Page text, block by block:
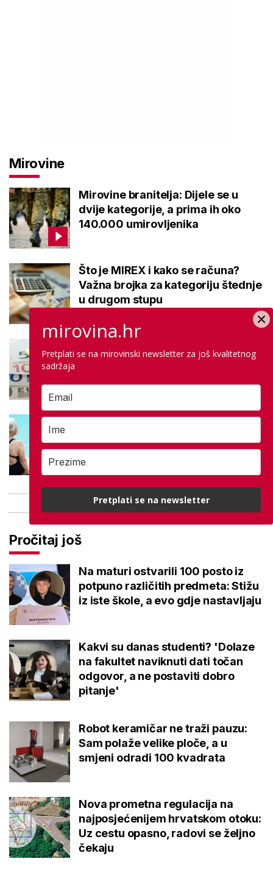
Mirovine
Mirovine branitelja: Dijele se u
dvije kategorije, a prima ih oko
140.000 umirovljenika
Što je MIREX i kako se računa?
Važna brojka za kategoriju štednje
u drugom stupu
stupu: Srpanjski prinosi većine
Kupanje u ovom gradu i sutra
ohladiti tijekom toplinskog vala
Pročitaj još
Na maturi ostvarili 100 posto iz
potpuno različitih predmeta: Stižu
iz iste škole, a evo gdje nastavljaju
Kakvi su danas studenti? 'Dolaze
na fakultet naviknuti dati točan
odgovor, a ne postaviti dobro
pitanje'
Robot keramičar ne traži pauzu:
Sam polaže velike ploče, a u
smjeni odradi 100 kvadrata
Nova prometna regulacija na
najposjećenijem hrvatskom otoku:
Uz cestu opasno, radovi se željno
čekaju
mirovina.hr
Pretplati se na mirovinski newsletter za još kvalitetnog
sadržaja
Pretplati se na newsletter